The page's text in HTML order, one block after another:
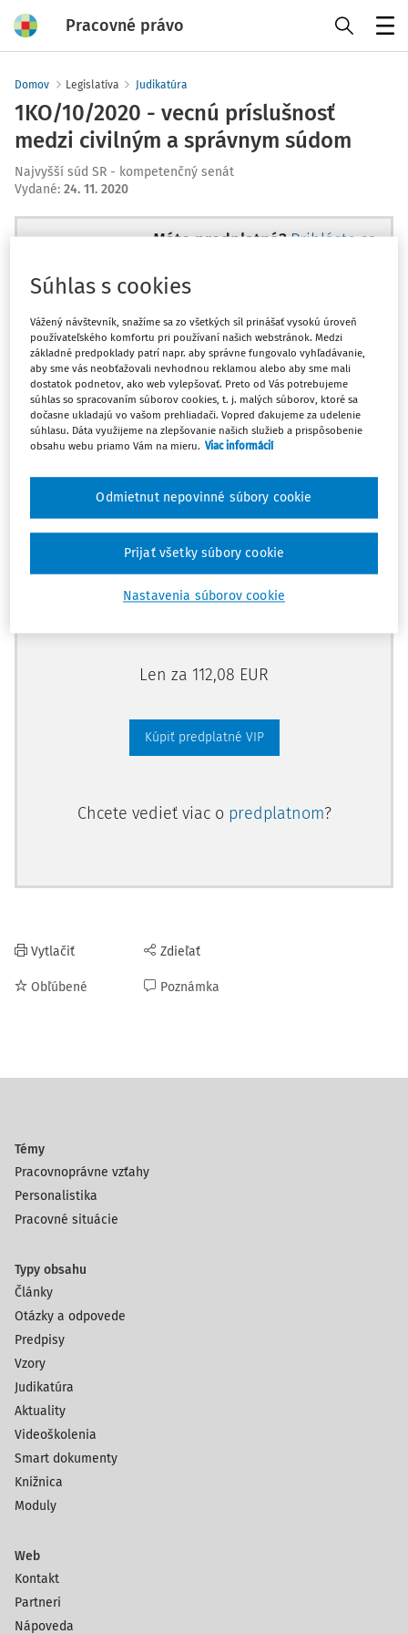
Pracovné právo
Domov Legislatíva Judikatúra
1KO/10/2020 - vecnú príslušnosť
medzi civilným a správnym súdom
Najvyšší súd SR - kompetenčný senát
Vydané: 24. 11. 2020
Máte predplatné? Prihláste sa
Tento dokument je len pre
predplatiteľov VIP.
Odomknite si prístup zakúpením
predplatného.
Vďaka tomu získate aj:
Kompletný odborný obsah portálu
Všetky praktické nástroje: vzory, smart
dokumenty, knižnica
Len za 112,08 EUR
Kúpiť predplatné VIP
Chcete vedieť viac o predplatnom?
Vytlačiť
Obľúbené
Zdieľať
Poznámka
Témy
Pracovnoprávne vzťahy
Personalistika
Pracovné situácie
Typy obsahu
Články
Otázky a odpovede
Predpisy
Vzory
Judikatúra
Aktuality
Videoškolenia
Smart dokumenty
Knižnica
Moduly
Web
Kontakt
Partneri
Nápoveda
Súhlas s cookies
Vážený návštevník, snažíme sa zo všetkých síl prinášať vysokú úroveň
používateľského komfortu pri používaní našich webstránok. Medzi
základné predpoklady patrí napr. aby správne fungovalo vyhľadávanie,
aby sme vás neobťažovali nevhodnou reklamou alebo aby sme mali
dostatok podnetov, ako web vylepšovať. Preto od Vás potrebujeme
súhlas so spracovaním súborov cookies, t. j. malých súborov, ktoré sa
dočasne ukladajú vo vašom prehliadači. Vopred ďakujeme za udelenie
súhlasu. Dáta využijeme na zlepšovanie našich služieb a prispôsobenie
obsahu webu priamo Vám na mieru. Viac informácií
Nastavenia súborov cookie
Odmietnut nepovinné súbory cookie
Prijať všetky súbory cookie